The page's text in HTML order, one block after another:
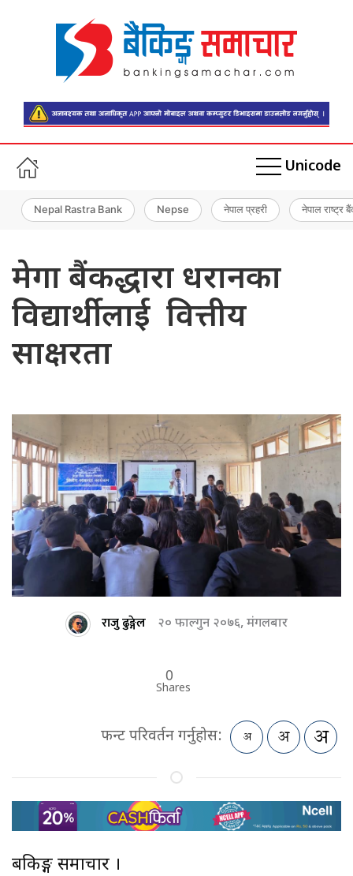
Unicode
Nepal Rastra Bank Nepse नेपाल प्रहरी नेपाल राष्ट्र
मेगा बैंकद्धारा धरानका
विद्यार्थीलाई वित्तीय
साक्षरता
राजु ढुङ्गेल २० फाल्गुन २०७६, मंगलबार
0
Shares
फन्ट परिवर्तन गर्नुहोस:
बैंकिङ्ग समाचार ।